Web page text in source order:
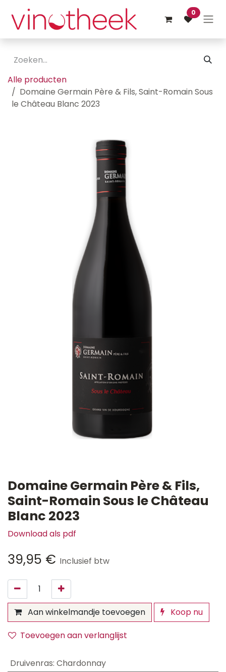
Overslaan naar inhoud
0
Alle producten
Domaine Germain Père & Fils, Saint-Romain Sous
le Château Blanc 2023
Domaine Germain Père & Fils,
Saint-Romain Sous le Château
Blanc 2023
Download als pdf
39,95 € Inclusief btw
Aan winkelmandje toevoegen
Koop nu
Toevoegen aan verlanglijst
Druivenras: Chardonnay